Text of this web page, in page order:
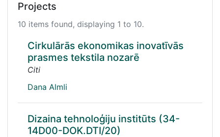
Projects
10 items found, displaying 1 to 10.
Cirkulārās ekonomikas inovatīvās
prasmes tekstila nozarē
Citi
Dana Almli
Dizaina tehnoloģiju institūts (34-
14D00-DOK.DTI/20)